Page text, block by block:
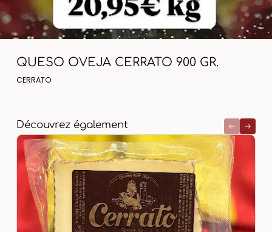
QUESO OVEJA CERRATO 900 GR.
CERRATO
Découvrez également